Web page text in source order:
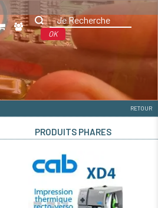
OK
RETOUR
PRODUITS PHARES